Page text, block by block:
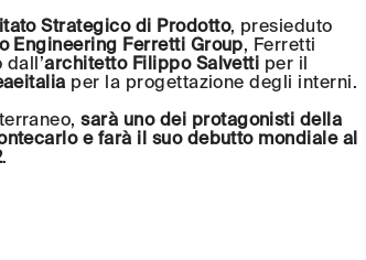
Strategico di Prodotto, presieduto
Engineering Ferretti Group, Ferretti
dall’architetto Filippo Salvetti per il
per la progettazione degli interni.
sarà uno dei protagonisti della
e farà il suo debutto mondiale al
.